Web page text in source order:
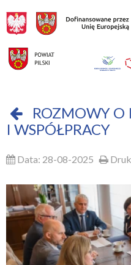
ROZMOWY O
I WSPÓŁPRACY
Data: 28-08-2025